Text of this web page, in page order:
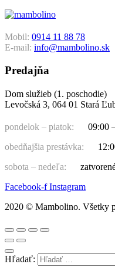
Mobil: 0914 11 88 78
E-mail: info@mambolino.sk
Predajňa
Dom služieb (1. poschodie)
Levočská 3, 064 01 Stará
pondelok – piatok:
09:00
obedňajšia prestávka:
sobota – nedeľa:
Facebook-f Instagram
2020 © Mambolino. Všetky
Hľadať: